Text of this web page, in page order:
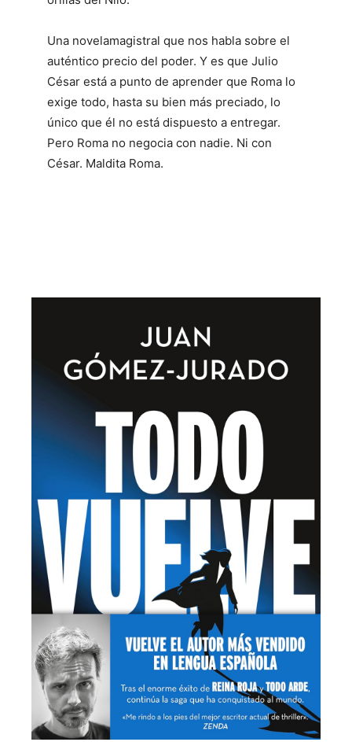
Una novelamagistral que nos habla sobre el
auténtico precio del poder. Y es que Julio
César está a punto de aprender que Roma lo
exige todo, hasta su bien más preciado, lo
único que él no está dispuesto a entregar.
Pero Roma no negocia con nadie. Ni con
César. Maldita Roma.